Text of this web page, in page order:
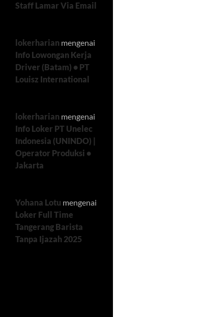
Staff Lamar Via Email
lokerharian mengenai
Info Lowongan Kerja
Driver (Batam) • PT
Louisz International
lokerharian mengenai
Info Loker PT Unelec
Indonesia (UNINDO) |
Operator Produksi •
Jakarta
Yohana Lotu mengenai
Loker Full Time
Tangerang Barista
Tanpa Ijazah 2025